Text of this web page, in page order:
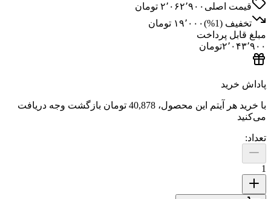
اصلی۲٬۰۶۲٬۹۰۰ تومان
(
1
%)۱۹٬۰۰۰تومان
پرداخت
تومان
آیتم این محصول، 40,878 تومان بازگشت وجه دریافت